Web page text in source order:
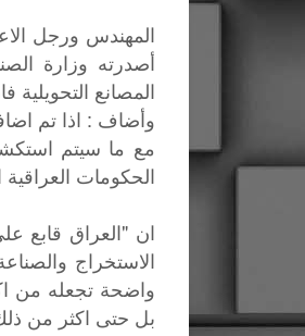
المهندس ورجل
أصدرته وزارة
المصانع التحويلية
وأضاف : اذا تم
مع ما سيتم
الحكومات العراقية
ان "العراق قابع
الاستخراج
واضحة تجعله من
بل حتى اكثر من